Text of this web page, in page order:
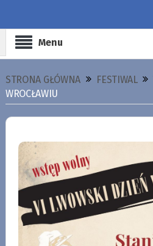
Menu
STRONA GŁÓWNA FESTIWAL
WROCŁAWIU